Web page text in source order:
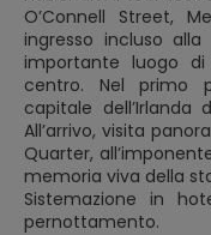
O’Connell Street,
ingresso incluso
importante luogo
centro. Nel primo
capitale
All’arrivo, visita
Quarter,
memoria viva della
Sistemazione in
pernottamento.